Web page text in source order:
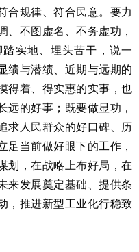
合规律、符合民意。要力
、不图虚名、不务虚功，
实地、埋头苦干，说一
绩与潜绩、近期与远期的
得着、得实惠的实事，也
远的好事；既要做显功，
求人民群众的好口碑、历
足当前做好眼下的工作，
划，在战略上布好局，在
来发展奠定基础、提供条
，推进新型工业化行稳致